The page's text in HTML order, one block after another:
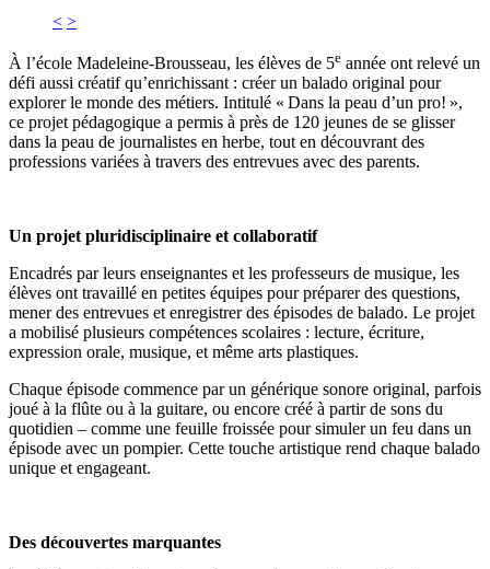
< >
À l’école Madeleine-Brousseau, les élèves de 5e année ont relevé un
défi aussi créatif qu’enrichissant : créer un balado original pour
explorer le monde des métiers. Intitulé « Dans la peau d’un pro! »,
ce projet pédagogique a permis à près de 120 jeunes de se glisser
dans la peau de journalistes en herbe, tout en découvrant des
professions variées à travers des entrevues avec des parents.
Un projet pluridisciplinaire et collaboratif
Encadrés par leurs enseignantes et les professeurs de musique, les
élèves ont travaillé en petites équipes pour préparer des questions,
mener des entrevues et enregistrer des épisodes de balado. Le projet
a mobilisé plusieurs compétences scolaires : lecture, écriture,
expression orale, musique, et même arts plastiques.
Chaque épisode commence par un générique sonore original, parfois
joué à la flûte ou à la guitare, ou encore créé à partir de sons du
quotidien – comme une feuille froissée pour simuler un feu dans un
épisode avec un pompier. Cette touche artistique rend chaque balado
unique et engageant.
Des découvertes marquantes